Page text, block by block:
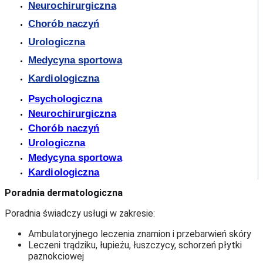
Neurochirurgiczna
Chorób naczyń
Urologiczna
Medycyna sportowa
Kardiologiczna
Psychologiczna
Neurochirurgiczna
Chorób naczyń
Urologiczna
Medycyna sportowa
Kardiologiczna
Poradnia dermatologiczna
Poradnia świadczy usługi w zakresie:
Ambulatoryjnego leczenia znamion i przebarwień skóry
Leczeni trądziku, łupieżu, łuszczycy, schorzeń płytki
paznokciowej